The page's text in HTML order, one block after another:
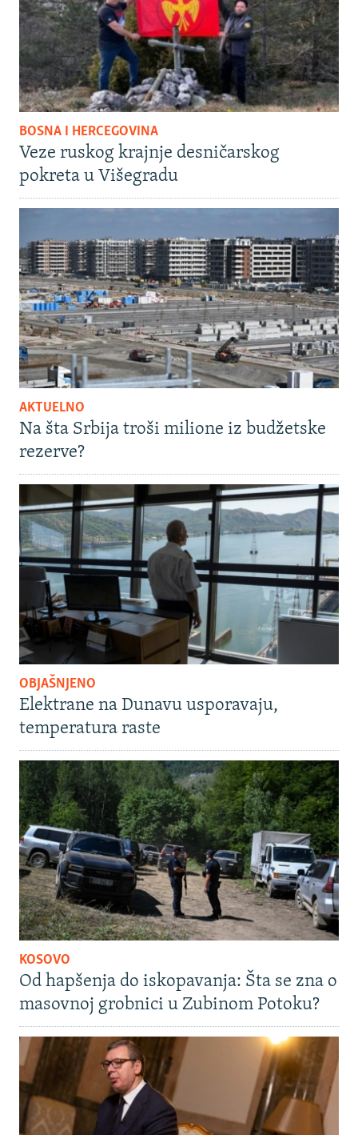
BOSNA I HERCEGOVINA
Veze ruskog krajnje desničarskog
pokreta u Višegradu
AKTUELNO
Na šta Srbija troši milione iz budžetske
rezerve?
OBJAŠNJENO
Elektrane na Dunavu usporavaju,
temperatura raste
KOSOVO
Od hapšenja do iskopavanja: Šta se zna o
masovnoj grobnici u Zubinom Potoku?